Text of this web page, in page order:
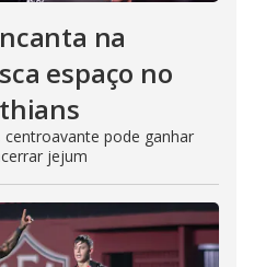
na
espaço no
pode ganhar
jejum